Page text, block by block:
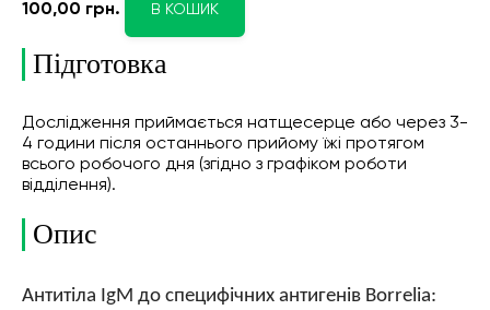
100,00 грн. В КОШИК
Підготовка
Дослідження приймається натщесерце або через 3-
4 години після останнього прийому їжі протягом
всього робочого дня (згідно з графіком роботи
відділення).
Опис
Антитіла IgM до специфічних антигенів Borrelia: